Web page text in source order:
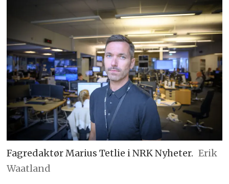
Fagredaktør Marius Tetlie i NRK Nyheter. Erik
Waatland